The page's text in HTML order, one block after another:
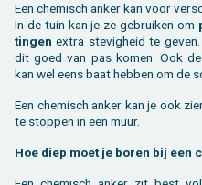
Een che­misch anker kan voor
In de tuin kan je ze ge­brui­ken om
tin­gen extra ste­vig­heid te
dit goed van pas komen. Ook de
kan wel eens baat heb­ben om de
Een che­misch anker kan je ook
te stop­pen in een muur.
Hoe diep moet je boren bij een